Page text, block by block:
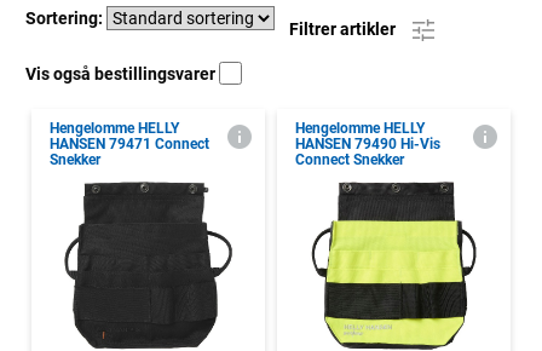
Sortering:
Filtrer artikler
Vis også bestillingsvarer
Hengelomme HELLY
HANSEN 79471 Connect
Snekker
Hengelomme HELLY
HANSEN 79490 Hi-Vis
Connect Snekker